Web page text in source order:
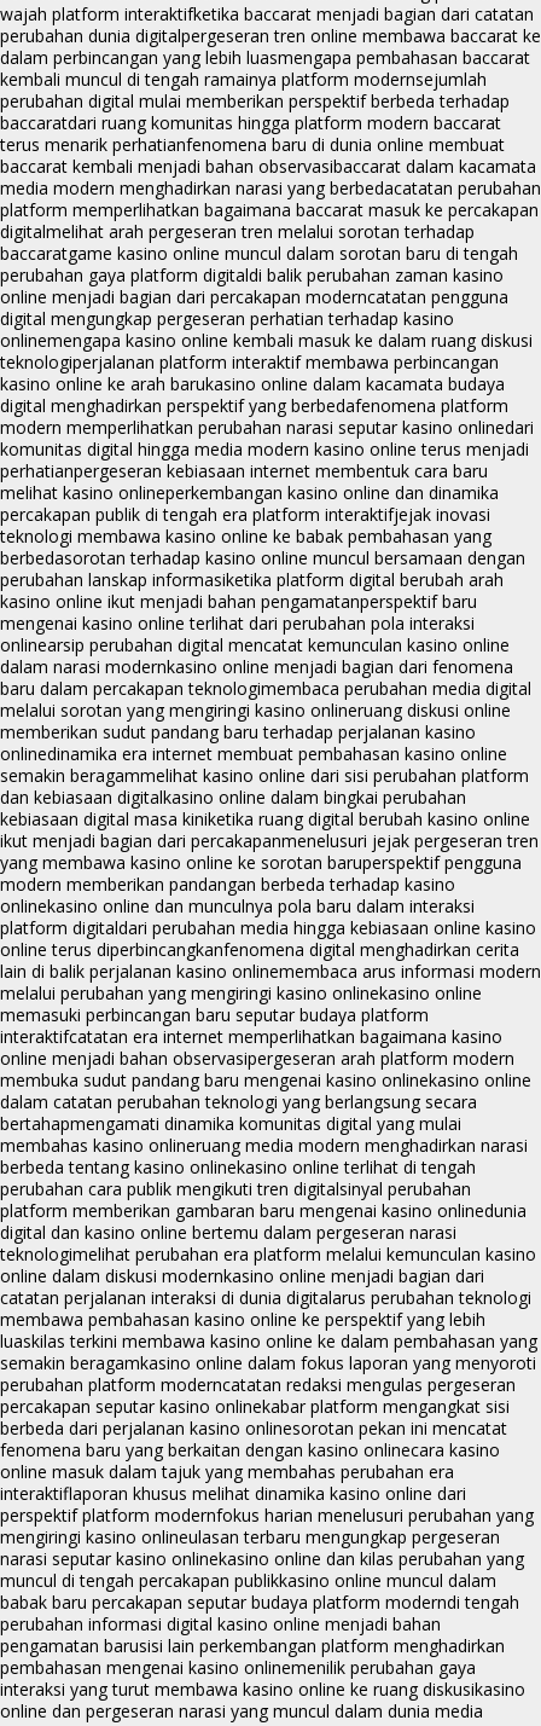
wajah platform interaktifketika baccarat menjadi bagian dari catatan
perubahan dunia digitalpergeseran tren online membawa baccarat ke
dalam perbincangan yang lebih luasmengapa pembahasan baccarat
kembali muncul di tengah ramainya platform modernsejumlah
perubahan digital mulai memberikan perspektif berbeda terhadap
baccaratdari ruang komunitas hingga platform modern baccarat
terus menarik perhatianfenomena baru di dunia online membuat
baccarat kembali menjadi bahan observasibaccarat dalam kacamata
media modern menghadirkan narasi yang berbedacatatan perubahan
platform memperlihatkan bagaimana baccarat masuk ke percakapan
digitalmelihat arah pergeseran tren melalui sorotan terhadap
baccaratgame kasino online muncul dalam sorotan baru di tengah
perubahan gaya platform digitaldi balik perubahan zaman kasino
online menjadi bagian dari percakapan moderncatatan pengguna
digital mengungkap pergeseran perhatian terhadap kasino
onlinemengapa kasino online kembali masuk ke dalam ruang diskusi
teknologiperjalanan platform interaktif membawa perbincangan
kasino online ke arah barukasino online dalam kacamata budaya
digital menghadirkan perspektif yang berbedafenomena platform
modern memperlihatkan perubahan narasi seputar kasino onlinedari
komunitas digital hingga media modern kasino online terus menjadi
perhatianpergeseran kebiasaan internet membentuk cara baru
melihat kasino onlineperkembangan kasino online dan dinamika
percakapan publik di tengah era platform interaktifjejak inovasi
teknologi membawa kasino online ke babak pembahasan yang
berbedasorotan terhadap kasino online muncul bersamaan dengan
perubahan lanskap informasiketika platform digital berubah arah
kasino online ikut menjadi bahan pengamatanperspektif baru
mengenai kasino online terlihat dari perubahan pola interaksi
onlinearsip perubahan digital mencatat kemunculan kasino online
dalam narasi modernkasino online menjadi bagian dari fenomena
baru dalam percakapan teknologimembaca perubahan media digital
melalui sorotan yang mengiringi kasino onlineruang diskusi online
memberikan sudut pandang baru terhadap perjalanan kasino
onlinedinamika era internet membuat pembahasan kasino online
semakin beragammelihat kasino online dari sisi perubahan platform
dan kebiasaan digitalkasino online dalam bingkai perubahan
kebiasaan digital masa kiniketika ruang digital berubah kasino online
ikut menjadi bagian dari percakapanmenelusuri jejak pergeseran tren
yang membawa kasino online ke sorotan baruperspektif pengguna
modern memberikan pandangan berbeda terhadap kasino
onlinekasino online dan munculnya pola baru dalam interaksi
platform digitaldari perubahan media hingga kebiasaan online kasino
online terus diperbincangkanfenomena digital menghadirkan cerita
lain di balik perjalanan kasino onlinemembaca arus informasi modern
melalui perubahan yang mengiringi kasino onlinekasino online
memasuki perbincangan baru seputar budaya platform
interaktifcatatan era internet memperlihatkan bagaimana kasino
online menjadi bahan observasipergeseran arah platform modern
membuka sudut pandang baru mengenai kasino onlinekasino online
dalam catatan perubahan teknologi yang berlangsung secara
bertahapmengamati dinamika komunitas digital yang mulai
membahas kasino onlineruang media modern menghadirkan narasi
berbeda tentang kasino onlinekasino online terlihat di tengah
perubahan cara publik mengikuti tren digitalsinyal perubahan
platform memberikan gambaran baru mengenai kasino onlinedunia
digital dan kasino online bertemu dalam pergeseran narasi
teknologimelihat perubahan era platform melalui kemunculan kasino
online dalam diskusi modernkasino online menjadi bagian dari
catatan perjalanan interaksi di dunia digitalarus perubahan teknologi
membawa pembahasan kasino online ke perspektif yang lebih
luaskilas terkini membawa kasino online ke dalam pembahasan yang
semakin beragamkasino online dalam fokus laporan yang menyoroti
perubahan platform moderncatatan redaksi mengulas pergeseran
percakapan seputar kasino onlinekabar platform mengangkat sisi
berbeda dari perjalanan kasino onlinesorotan pekan ini mencatat
fenomena baru yang berkaitan dengan kasino onlinecara kasino
online masuk dalam tajuk yang membahas perubahan era
interaktiflaporan khusus melihat dinamika kasino online dari
perspektif platform modernfokus harian menelusuri perubahan yang
mengiringi kasino onlineulasan terbaru mengungkap pergeseran
narasi seputar kasino onlinekasino online dan kilas perubahan yang
muncul di tengah percakapan publikkasino online muncul dalam
babak baru percakapan seputar budaya platform moderndi tengah
perubahan informasi digital kasino online menjadi bahan
pengamatan barusisi lain perkembangan platform menghadirkan
pembahasan mengenai kasino onlinemenilik perubahan gaya
interaksi yang turut membawa kasino online ke ruang diskusikasino
online dan pergeseran narasi yang muncul dalam dunia media